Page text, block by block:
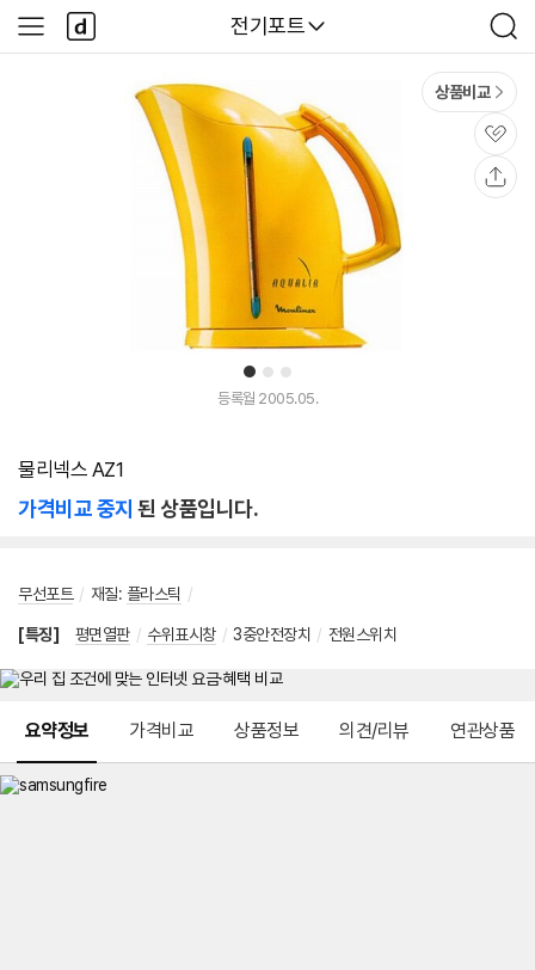
다나와
전기포트
검
색
사
이
다
나
와
1 2 3
상품비교
관
심
등록월 2005.05.
물리넥스 AZ1
가격비교 중지 된 상품입니다.
무선포트 / 재질: 플라스틱 /
[특징] 평면열판 / 수위표시창 / 3중안전장치 / 전원스위치
요약정보 가격비교 상품정보 의견/리뷰 연관상품